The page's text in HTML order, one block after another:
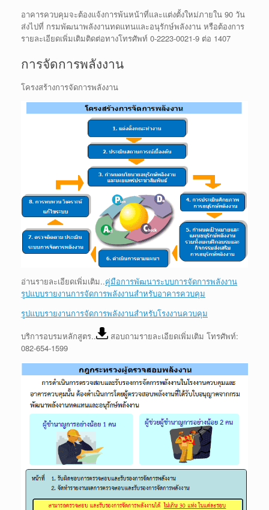
อาคารควบคุมจะต้องแจ้งการพ้นหน้าที่และแต่งตั้งใหม่ภายใน 90 วัน
ส่งไปที่ กรมพัฒนาพลังงานทดแทนและอนุรักษ์พลังงาน หรือต้องการ
รายละเอียดเพิ่มเติมติดต่อทางโทรศัพท์ 0-2223-0021-9 ต่อ 1407
การจัดการพลังงาน
โครงสร้างการจัดการพลังงาน
อ่านรายละเอียดเพิ่มเติม..คู่มือการพัฒนาระบบการจัดการพลังงาน
รูปแบบรายงานการจัดการพลังงานสำหรับอาคารควบคุม
รูปแบบรายงานการจัดการพลังงานสำหรับโรงงานควบคุม
บริการอบรมหลักสูตร..
สอบถามรายละเอียดเพิ่มเติม โทรศัพท์:
082-654-1599